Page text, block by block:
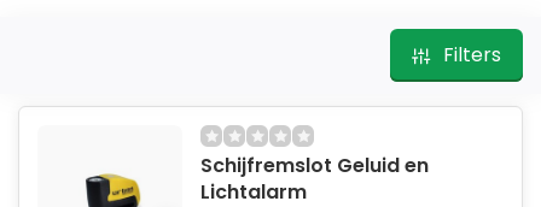
Filters
Schijfremslot Geluid en
Lichtalarm